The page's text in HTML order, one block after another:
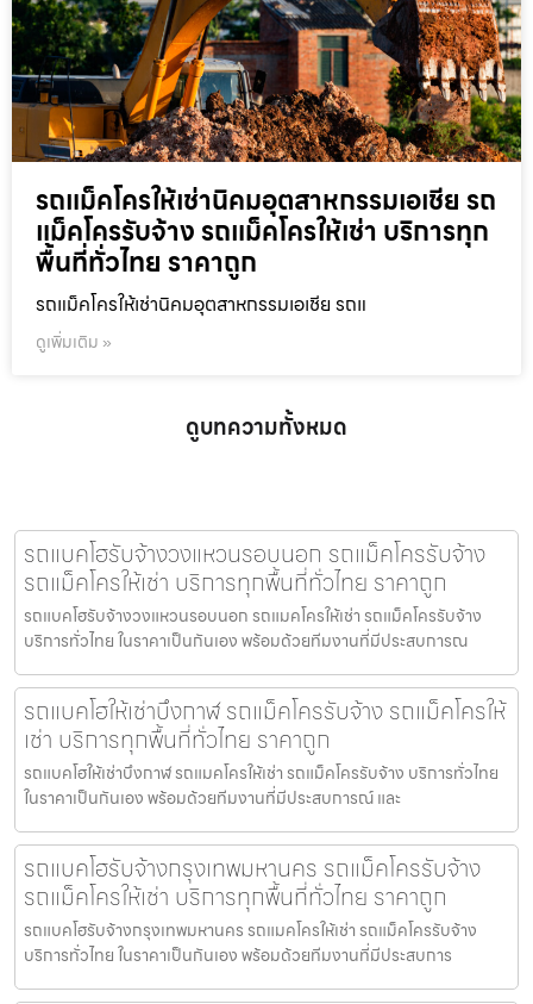
รถแม็คโครให้เช่านิคมอุตสาหกรรมเอเชีย รถ
แม็คโครรับจ้าง รถแม็คโครให้เช่า บริการทุก
พื้นที่ทั่วไทย ราคาถูก
รถแม็คโครให้เช่านิคมอุตสาหกรรมเอเชีย รถแ
ดูเพิ่มเติม »
ดูบทความทั้งหมด
รถแบคโฮรับจ้างวงแหวนรอบนอก รถแม็คโครรับจ้าง
รถแม็คโครให้เช่า บริการทุกพื้นที่ทั่วไทย ราคาถูก
รถแบคโฮรับจ้างวงแหวนรอบนอก รถแมคโครให้เช่า รถแม็คโครรับจ้าง
บริการทั่วไทย ในราคาเป็นกันเอง พร้อมด้วยทีมงานที่มีประสบการณ
รถแบคโฮให้เช่าบึงกาฬ รถแม็คโครรับจ้าง รถแม็คโครให้
เช่า บริการทุกพื้นที่ทั่วไทย ราคาถูก
รถแบคโฮให้เช่าบึงกาฬ รถแมคโครให้เช่า รถแม็คโครรับจ้าง บริการทั่วไทย
ในราคาเป็นกันเอง พร้อมด้วยทีมงานที่มีประสบการณ์ และ
รถแบคโฮรับจ้างกรุงเทพมหานคร รถแม็คโครรับจ้าง
รถแม็คโครให้เช่า บริการทุกพื้นที่ทั่วไทย ราคาถูก
รถแบคโฮรับจ้างกรุงเทพมหานคร รถแมคโครให้เช่า รถแม็คโครรับจ้าง
บริการทั่วไทย ในราคาเป็นกันเอง พร้อมด้วยทีมงานที่มีประสบการ